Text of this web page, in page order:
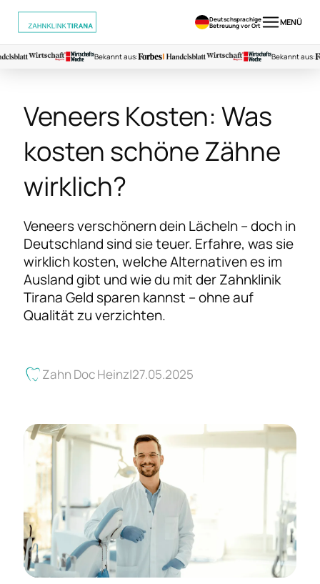
Deutschsprachige
Betreuung vor Ort
MENÜ
Bekannt aus: Bekannt aus:
Veneers Kosten: Was
kosten schöne Zähne
wirklich?
Veneers verschönern dein Lächeln – doch in
Deutschland sind sie teuer. Erfahre, was sie
wirklich kosten, welche Alternativen es im
Ausland gibt und wie du mit der Zahnklinik
Tirana Geld sparen kannst – ohne auf
Qualität zu verzichten.
Zahn Doc Heinz 27.05.2025